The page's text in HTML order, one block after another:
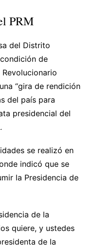
PRM
del Distrito
de
“gira de rendición
del país para
presidencial del
se realizó en
indicó que se
la Presidencia de
de la
quiere, y ustedes
de la